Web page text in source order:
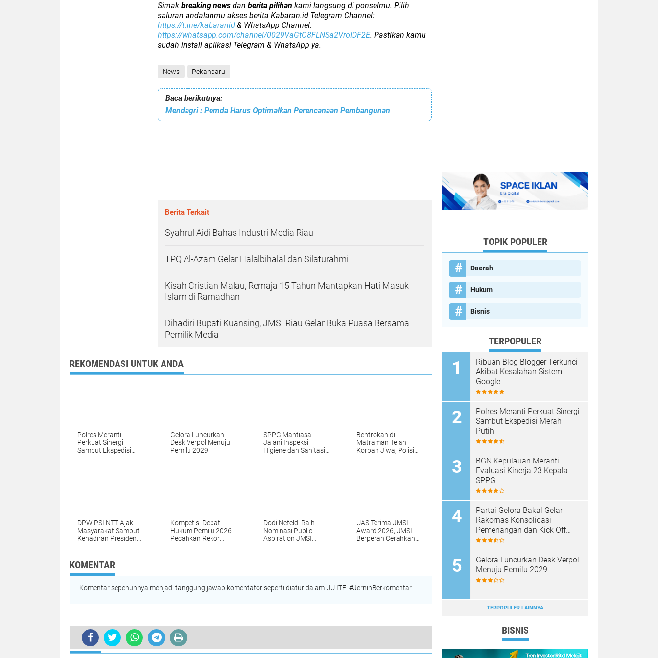
Simak breaking news dan berita pilihan kami langsung di ponselmu. Pilih
saluran andalanmu akses berita Kabaran.id Telegram Channel:
https://t.me/kabaranid & WhatsApp Channel:
https://whatsapp.com/channel/0029VaGtO8FLNSa2VroIDF2E. Pastikan kamu
sudah install aplikasi Telegram & WhatsApp ya.
News Pekanbaru
Baca berikutnya:
Mendagri : Pemda Harus Optimalkan Perencanaan Pembangunan
Berita Terkait
Syahrul Aidi Bahas Industri Media Riau
TPQ Al-Azam Gelar Halalbihalal dan Silaturahmi
Kisah Cristian Malau, Remaja 15 Tahun Mantapkan Hati Masuk
Islam di Ramadhan
Dihadiri Bupati Kuansing, JMSI Riau Gelar Buka Puasa Bersama
Pemilik Media
REKOMENDASI UNTUK ANDA
Polres Meranti
Perkuat Sinergi
Sambut Ekspedisi
Gelora Luncurkan
Desk Verpol Menuju
Pemilu 2029
SPPG Mantiasa
Jalani Inspeksi
Higiene dan Sanitasi
Bentrokan di
Matraman Telan
Korban Jiwa, Polisi
DPW PSI NTT Ajak
Masyarakat Sambut
Kehadiran Presiden
Kompetisi Debat
Hukum Pemilu 2026
Pecahkan Rekor
Dodi Nefeldi Raih
Nominasi Public
Aspiration JMSI
UAS Terima JMSI
Award 2026, JMSI
Berperan Cerahkan
KOMENTAR
Komentar sepenuhnya menjadi tanggung jawab komentator seperti diatur dalam UU ITE. #JernihBerkomentar
Animo Tinggi, 70 Wartawan Siap Ikuti Seleksi Anggota PWI Riau
TERKINI
TOPIK POPULER
Daerah
Hukum
Bisnis
TERPOPULER
Ribuan Blog Blogger Terkunci
Akibat Kesalahan Sistem
Google
Polres Meranti Perkuat Sinergi
Sambut Ekspedisi Merah
Putih
BGN Kepulauan Meranti
Evaluasi Kinerja 23 Kepala
SPPG
Partai Gelora Bakal Gelar
Rakornas Konsolidasi
Pemenangan dan Kick Off
Pencalegan
Gelora Luncurkan Desk Verpol
Menuju Pemilu 2029
TERPOPULER LAINNYA
BISNIS